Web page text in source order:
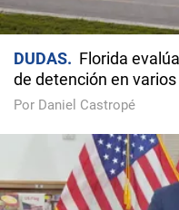
DUDAS
Florida
de detención en
Por Daniel Castropé